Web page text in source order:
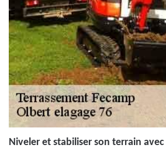
Niveler et stabiliser son terrain